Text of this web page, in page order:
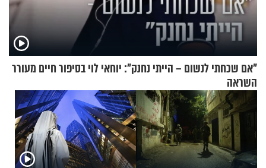
"אם שכחתי לנשום – הייתי נחנק": יוחאי לוי בסיפור חיים מעורר
השראה